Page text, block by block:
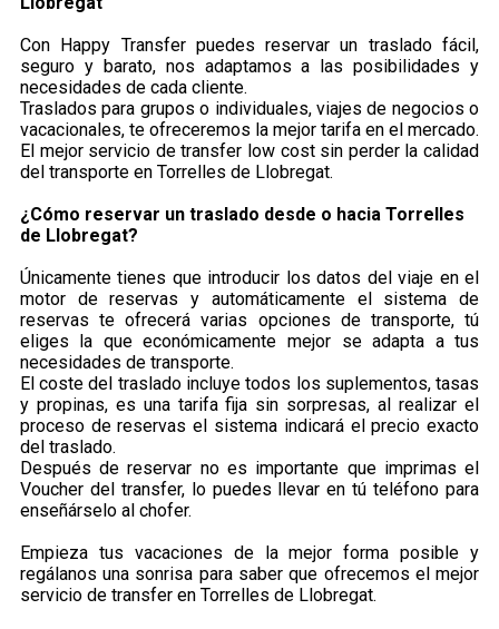
Con Happy Transfer puedes reservar un traslado fácil,
seguro y barato, nos adaptamos a las posibilidades y
necesidades de cada cliente.
Traslados para grupos o individuales, viajes de negocios o
vacacionales, te ofreceremos la mejor tarifa en el mercado.
El mejor servicio de transfer low cost sin perder la calidad
del transporte en Torrelles de Llobregat.
¿Cómo reservar un traslado desde o hacia Torrelles
de Llobregat?
Únicamente tienes que introducir los datos del viaje en el
motor de reservas y automáticamente el sistema de
reservas te ofrecerá varias opciones de transporte, tú
eliges la que económicamente mejor se adapta a tus
necesidades de transporte.
El coste del traslado incluye todos los suplementos, tasas
y propinas, es una tarifa fija sin sorpresas, al realizar el
proceso de reservas el sistema indicará el precio exacto
del traslado.
Después de reservar no es importante que imprimas el
Voucher del transfer, lo puedes llevar en tú teléfono para
enseñárselo al chofer.
Empieza tus vacaciones de la mejor forma posible y
regálanos una sonrisa para saber que ofrecemos el mejor
servicio de transfer en Torrelles de Llobregat.